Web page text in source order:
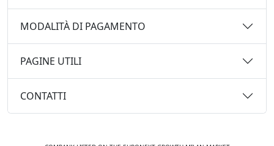
MODALITÀ DI PAGAMENTO
PAGINE UTILI
CONTATTI